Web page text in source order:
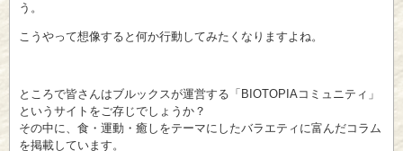
う。
こうやって想像すると何か行動してみたくなりますよね。
ところで皆さんはブルックスが運営する「BIOTOPIAコミュニティ」
というサイトをご存じでしょうか？
その中に、食・運動・癒しをテーマにしたバラエティに富んだコラム
を掲載しています。